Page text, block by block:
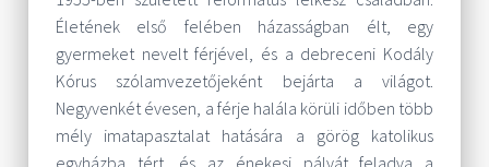
Életének első felében házasságban élt, egy
gyermeket nevelt férjével, és a debreceni Kodály
Kórus szólamvezetőjeként bejárta a világot.
Negyvenkét évesen, a férje halála körüli időben több
mély imatapasztalat hatására a görög katolikus
egyházba tért, és az énekesi pályát feladva a